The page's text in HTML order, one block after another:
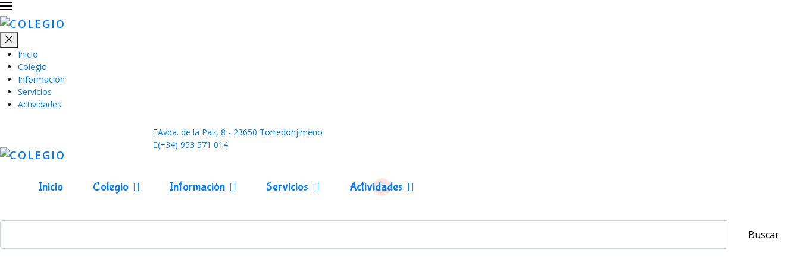
Inicio
Colegio
Información
Servicios
Actividades
Avda. de la Paz, 8 - 23650 Torredonjimeno
(+34) 953 571 014
Inicio Colegio Información Servicios Actividades
Buscar